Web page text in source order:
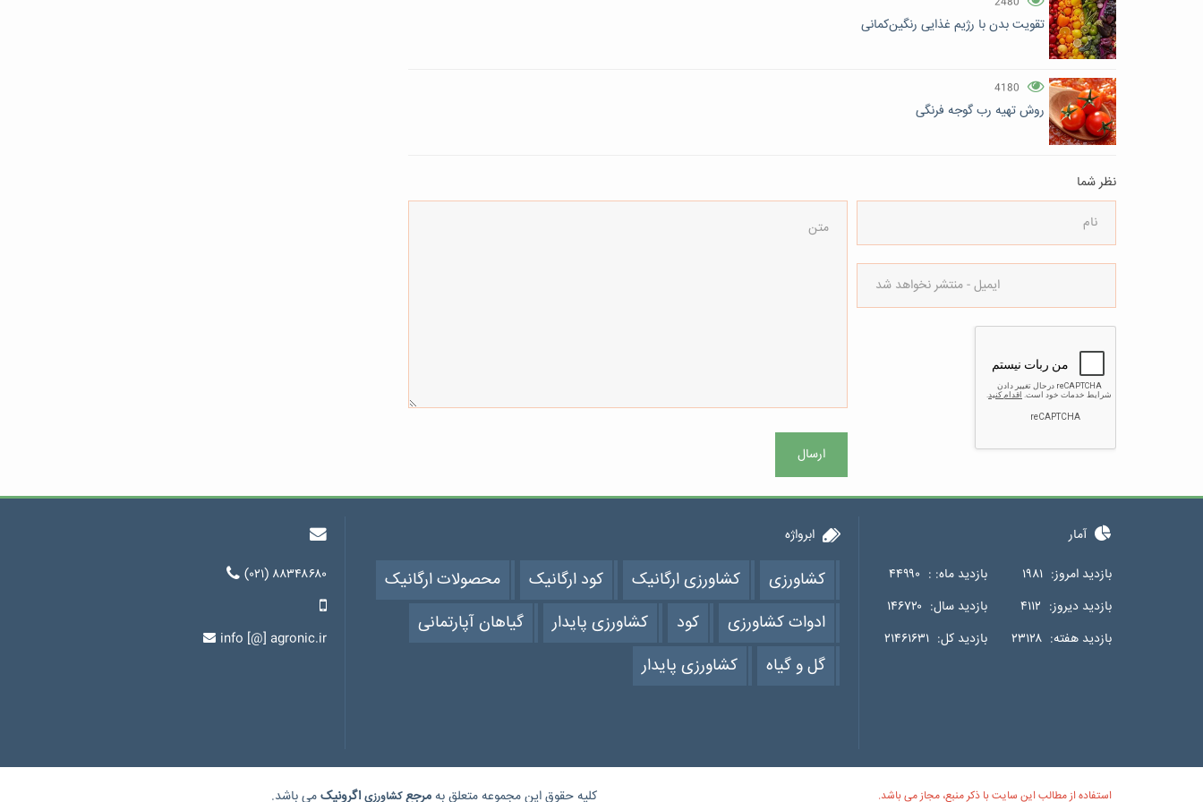
تقویت بدن با رژیم غذایی رنگین‌کمانی
4180
روش تهیه رب گوجه فرنگی
نظر شما
ارسال
(۰۲۱) ۸۸۳۴۸۶۸۰
info [@] agronic.ir
ابرواژه
کشاورزی کشاورزی ارگانیک کود ارگانیک
محصولات ارگانیک
ادوات کشاورزی
کود کشاورزی پایدار
گیاهان آپارتمانی
گل و گیاه
کشاورزی پایدار
آمار
بازدید امروز: ۱۹۸۱ بازدید ماه: : ۴۴۹۹۰
بازدید دیروز: ۴۱۱۲ بازدید سال: ۱۴۶۷۲۰
بازدید هفته: ۲۳۱۲۸ بازدید کل: ۲۱۴۶۱۶۳۱
استفاده از مطالب این سایت با ذکر منبع، مجاز می باشد. کلیه حقوق این مجموعه متعلق بهمرجعکشاورزی اگرونیکمی باشد.